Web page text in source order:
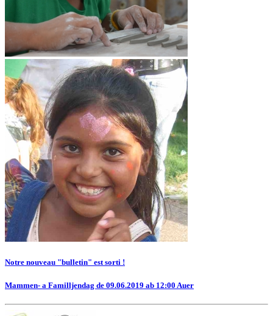
Notre nouveau "bulletin" est sorti !
Mammen- a Familljendag de 09.06.2019 ab 12:00 Auer